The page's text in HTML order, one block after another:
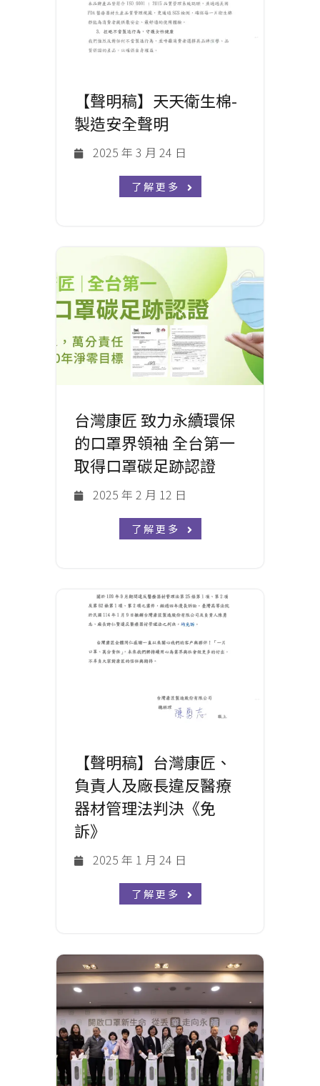
【聲明稿】天天衛生棉-
製造安全聲明
2025 年 3 月 24 日
了解更多
台灣康匠 致力永續環保
的口罩界領袖 全台第一
取得口罩碳足跡認證
2025 年 2 月 12 日
了解更多
【聲明稿】台灣康匠、
負責人及廠長違反醫療
器材管理法判決《免
訴》
2025 年 1 月 24 日
了解更多